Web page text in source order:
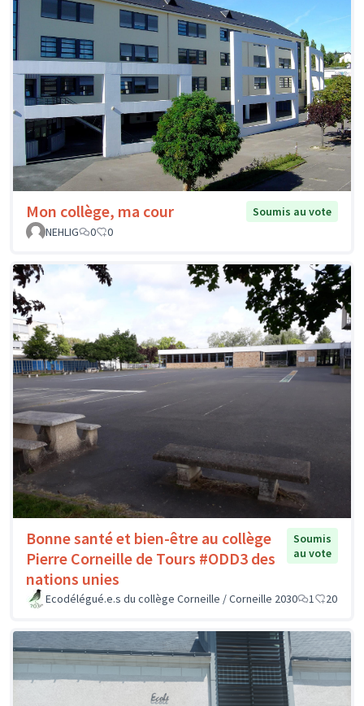
Mon collège, ma cour
Soumis au vote
NEHLIG
0 0
Bonne santé et bien-être au collège
Pierre Corneille de Tours #ODD3 des
nations unies
Soumis
au vote
Ecodélégué.e.s du collège Corneille / Corneille 2030 1 20